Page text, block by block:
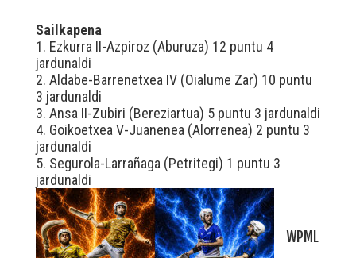
Sailkapena
1. Ezkurra II-Azpiroz (Aburuza) 12 puntu 4
jardunaldi
2. Aldabe-Barrenetxea IV (Oialume Zar) 10 puntu
3 jardunaldi
3. Ansa II-Zubiri (Bereziartua) 5 puntu 3 jardunaldi
4. Goikoetxea V-Juanenea (Alorrenea) 2 puntu 3
jardunaldi
5. Segurola-Larrañaga (Petritegi) 1 puntu 3
jardunaldi
WPML